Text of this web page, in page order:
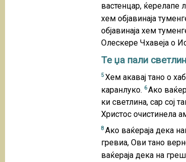
вастенцар,
хем објавинаја
објавинаја хем
Олескере Чхавеја о
Те џа пали
5 Хем акавај тано о
каранлуко. 6Ако
ки светлина, сар сој
Христос очистинела
8 Ако ваќераја дека
гревиа, Ови тано
ваќераја дека на